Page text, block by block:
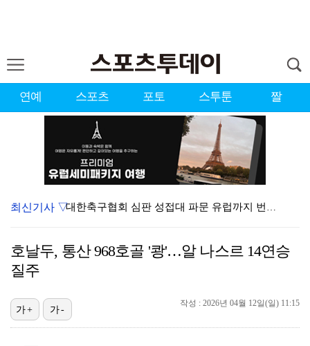
연예 스포츠 포토 스투툰 짤
대한축구협회 심판 성접대 파문 유럽까지 번졌다…佛 매체…
'황정민 스토킹 혐의' A씨 11일 결심 공판
맨시티 마레스카 감독 "이강인은 훌륭한 선수…아틀레티코…
최신기사 ▽
호날두, 통산 968호골 '쾅'…알 나스르 14연승
질주
작성 : 2026년 04월 12일(일) 11:15
가+ 가-